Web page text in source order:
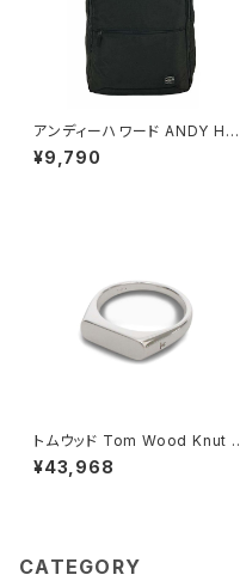
アンディーハワード ANDY HA
WARD ビジネスリュック 30L
大容量 2室 A3対応 ノートPC収
¥9,790
トムウッド Tom Wood Knut R
ing リング 100572-46 シルバ
ー
¥43,968
CATEGORY